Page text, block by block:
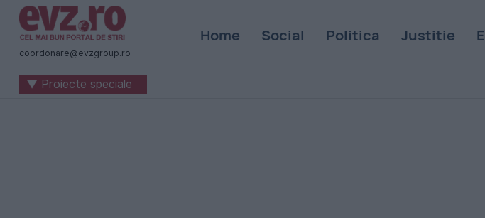
Știri
naționale
internaționale
coordonare@evzgroup.ro
Home Social Politica Justitie
▼ Proiecte speciale